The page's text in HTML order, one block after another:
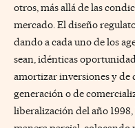
otros, más allá de las
mercado. El diseño
dando a cada uno de los
sean, idénticas
amortizar inversiones y de
generación o de
liberalización del año